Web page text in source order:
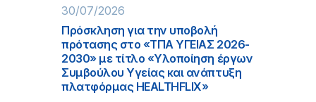
30/07/2026
Πρόσκληση για την υποβολή
πρότασης στο «ΤΠΑ ΥΓΕΙΑΣ 2026-
2030» με τίτλο «Υλοποίηση έργων
Συμβούλου Υγείας και ανάπτυξη
πλατφόρμας HEALTHFLIX»